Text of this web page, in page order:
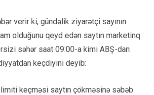
verir ki, gündəlik ziyarətçi sayının
olduğunu qeyd edən saytın marketinq
səhər saat 09:00-a kimi ABŞ-dan
keçdiyini deyib:
limiti keçməsi saytın çökməsinə səbəb